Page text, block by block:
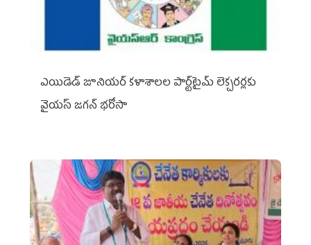
ఎయిడెడ్‌ జూనియర్‌ కళాశాలల పార్ట్‌టైమ్‌ లెక్చరర్లకు
వైయ‌స్ జగన్ భరోసా